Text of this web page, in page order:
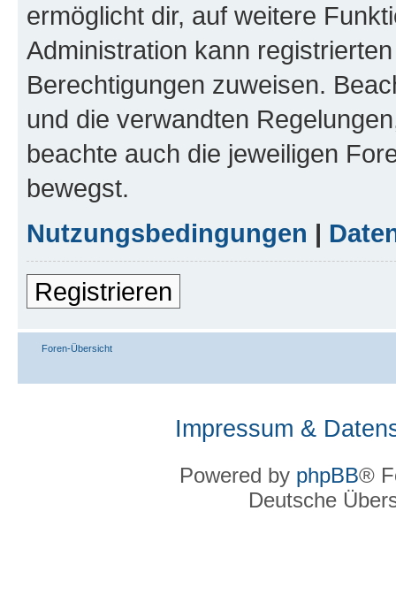
ermöglicht dir, auf weitere
Administration kann
Berechtigungen zuweisen.
und die verwandten
beachte auch die jeweiligen
bewegst.
Nutzungsbedingungen |
Registrieren
Foren-Übersicht
Impressum &
Powered by phpBB®
Deutsche